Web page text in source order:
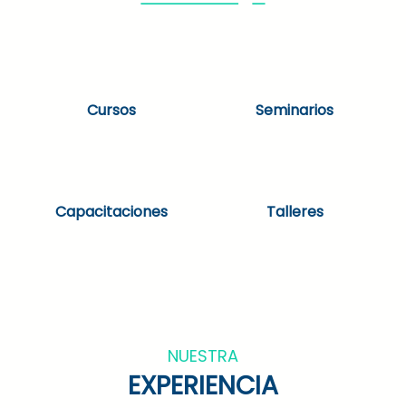
Cursos Seminarios
Capacitaciones Talleres
NUESTRA
EXPERIENCIA